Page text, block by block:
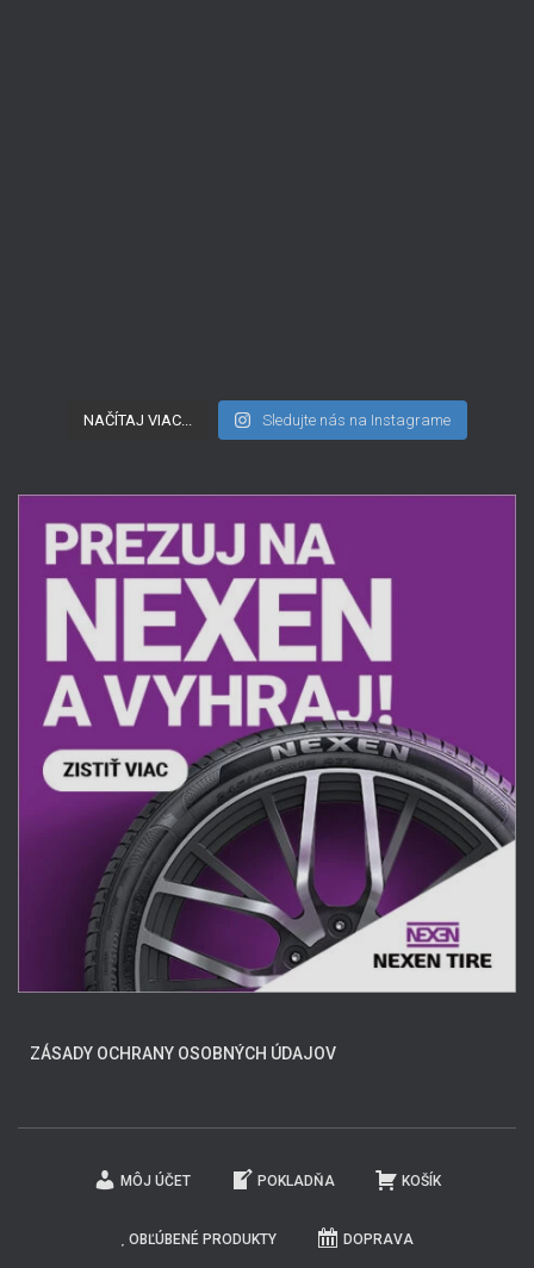
NAČÍTAJ VIAC... Sledujte nás na Instagrame
ZÁSADY OCHRANY OSOBNÝCH ÚDAJOV
MÔJ ÚČET POKLADŇA KOŠÍK
OBĽÚBENÉ PRODUKTY DOPRAVA